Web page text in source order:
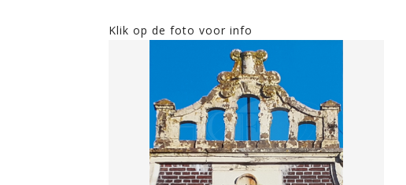
Klik op de foto voor info